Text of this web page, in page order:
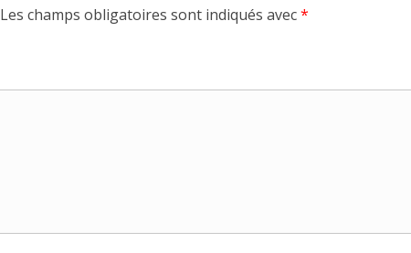
Les champs obligatoires sont indiqués avec*